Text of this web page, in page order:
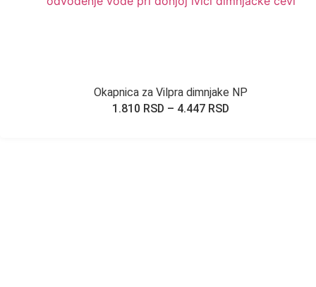
Okapnica za Vilpra dimnjake NP
1.810 RSD – 4.447 RSD